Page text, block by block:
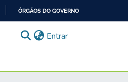
ÓRGÃOS DO GOVERNO
Entrar(current)